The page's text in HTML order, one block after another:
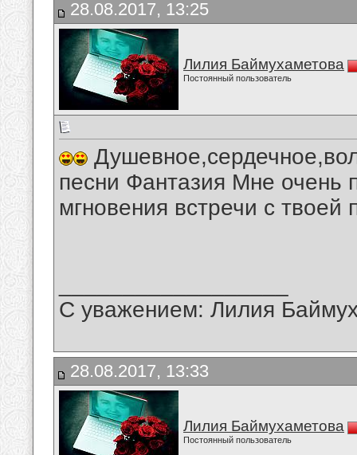
28.08.2017, 13:25
Лилия Баймухаметова
Постоянный пользователь
песни Фантазия Мне очень
мгновения встречи с
С уважением: Лилия
28.08.2017, 13:33
Лилия Баймухаметова
Постоянный пользователь